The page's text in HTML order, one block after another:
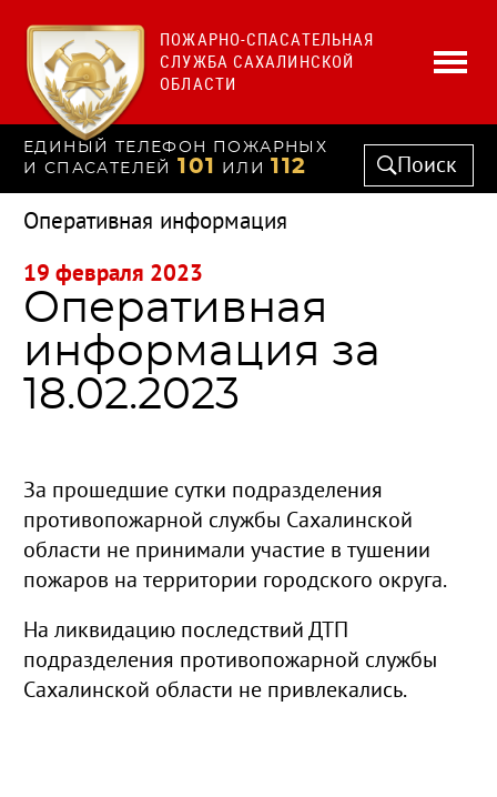
ПОЖАРНО-СПАСАТЕЛЬНАЯ
СЛУЖБА САХАЛИНСКОЙ
ОБЛАСТИ
ЕДИНЫЙ ТЕЛЕФОН ПОЖАРНЫХ
И СПАСАТЕЛЕЙ 101 ИЛИ 112 Поиск
Оперативная информация
Оперативная
информация за
18.02.2023
За прошедшие сутки подразделения
противопожарной службы Сахалинской
области не принимали участие в тушении
пожаров на территории городского округа.
На ликвидацию последствий ДТП
подразделения противопожарной службы
Сахалинской области не привлекались.
19 февраля 2023